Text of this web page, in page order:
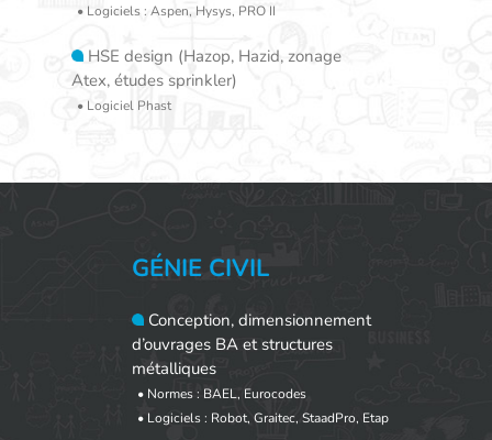
• Logiciels : Aspen, Hysys, PRO II
HSE design (Hazop, Hazid, zonage
Atex, études sprinkler)
• Logiciel Phast
GÉNIE CIVIL
Conception, dimensionnement
d’ouvrages BA et structures
métalliques
• Normes : BAEL, Eurocodes
• Logiciels : Robot, Graitec, StaadPro, Etap